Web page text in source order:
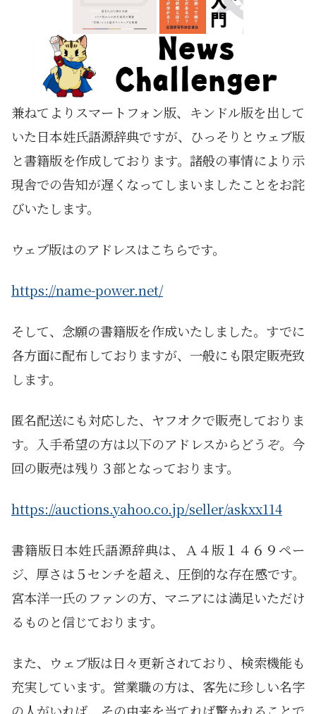
兼ねてよりスマートフォン版、キンドル版を出して
いた日本姓氏語源辞典ですが、ひっそりとウェブ版
と書籍版を作成しております。諸般の事情により示
現舎での告知が遅くなってしまいましたことをお詫
びいたします。
ウェブ版はのアドレスはこちらです。
https://name-power.net/
そして、念願の書籍版を作成いたしました。すでに
各方面に配布しておりますが、一般にも限定販売致
します。
匿名配送にも対応した、ヤフオクで販売しておりま
す。入手希望の方は以下のアドレスからどうぞ。今
回の販売は残り３部となっております。
https://auctions.yahoo.co.jp/seller/askxx114
書籍版日本姓氏語源辞典は、Ａ４版１４６９ペー
ジ、厚さは５センチを超え、圧倒的な存在感です。
宮本洋一氏のファンの方、マニアには満足いただけ
るものと信じております。
また、ウェブ版は日々更新されており、検索機能も
充実しています。営業職の方は、客先に珍しい名字